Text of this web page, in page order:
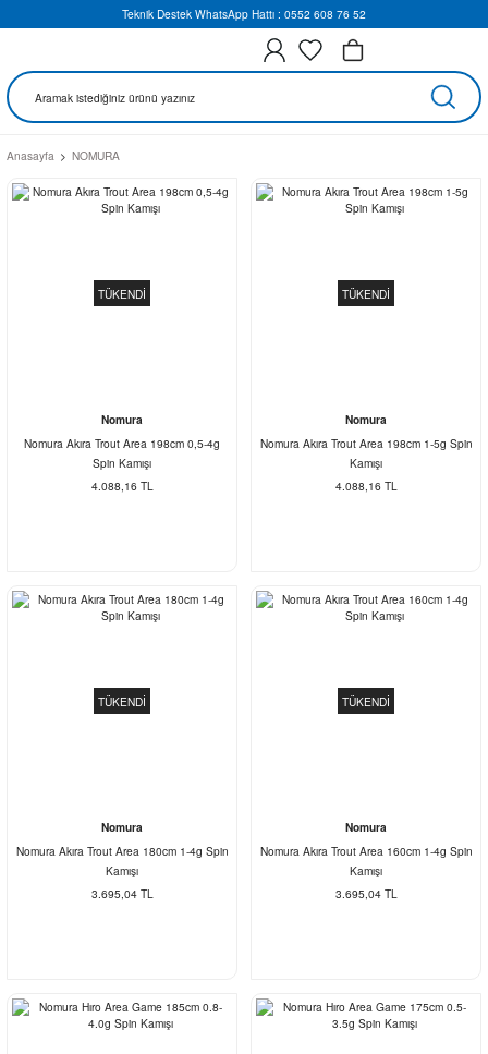
Teknik Destek WhatsApp Hattı : 0552 608 76 52
Anasayfa NOMURA
TÜKENDİ
Nomura
Nomura Akıra Trout Area 198cm 0,5-4g
Spin Kamışı
4.088,16 TL
TÜKENDİ
Nomura
Nomura Akıra Trout Area 198cm 1-5g Spin
Kamışı
4.088,16 TL
TÜKENDİ
Nomura
Nomura Akıra Trout Area 180cm 1-4g Spin
Kamışı
3.695,04 TL
TÜKENDİ
Nomura
Nomura Akıra Trout Area 160cm 1-4g Spin
Kamışı
3.695,04 TL